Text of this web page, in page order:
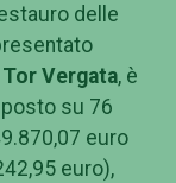
delle
Vergata, è
su 76
euro
euro),